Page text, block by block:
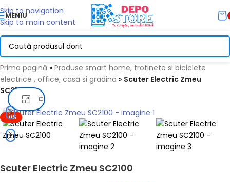
Skip to navigation
Skip to main content
MENIU
Prima pagină » Produse smart home, trotinete si biciclete
electrice , office, casa si gradina » Scuter Electric Zmeu
SC2100
-11%
Click pentru a mari
Scuter Electric Zmeu SC2100